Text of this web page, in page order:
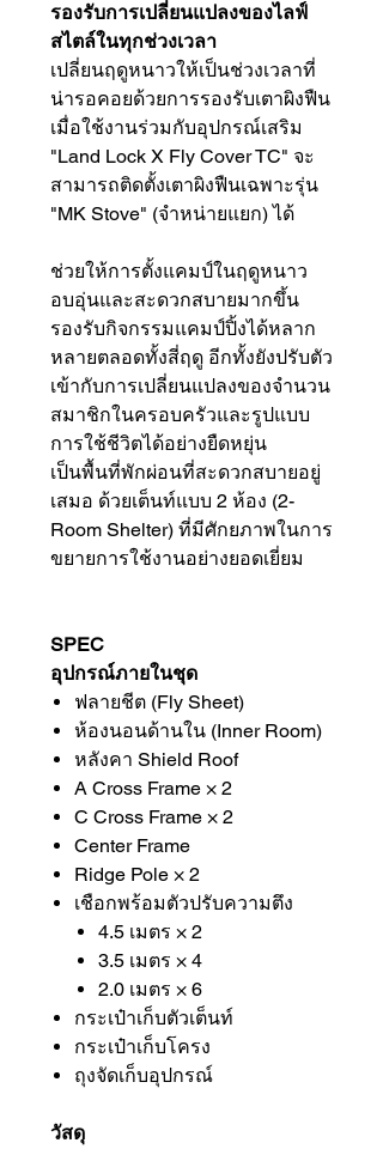
รองรับการเปลี่ยนแปลงของไลฟ์
สไตล์ในทุกช่วงเวลา
เปลี่ยนฤดูหนาวให้เป็นช่วงเวลาที่
น่ารอคอยด้วยการรองรับเตาผิงฟืน
เมื่อใช้งานร่วมกับอุปกรณ์เสริม
"Land Lock X Fly Cover TC" จะ
สามารถติดตั้งเตาผิงฟืนเฉพาะรุ่น
"MK Stove" (จำหน่ายแยก) ได้
ช่วยให้การตั้งแคมป์ในฤดูหนาว
อบอุ่นและสะดวกสบายมากขึ้น
รองรับกิจกรรมแคมป์ปิ้งได้หลาก
หลายตลอดทั้งสี่ฤดู อีกทั้งยังปรับตัว
เข้ากับการเปลี่ยนแปลงของจำนวน
สมาชิกในครอบครัวและรูปแบบ
การใช้ชีวิตได้อย่างยืดหยุ่น
เป็นพื้นที่พักผ่อนที่สะดวกสบายอยู่
เสมอ ด้วยเต็นท์แบบ 2 ห้อง (2-
Room Shelter) ที่มีศักยภาพในการ
ขยายการใช้งานอย่างยอดเยี่ยม
SPEC
อุปกรณ์ภายในชุด
ฟลายชีต (Fly Sheet)
ห้องนอนด้านใน (Inner Room)
หลังคา Shield Roof
A Cross Frame × 2
C Cross Frame × 2
Center Frame
Ridge Pole × 2
เชือกพร้อมตัวปรับความตึง
4.5 เมตร × 2
3.5 เมตร × 4
2.0 เมตร × 6
กระเป๋าเก็บตัวเต็นท์
กระเป๋าเก็บโครง
ถุงจัดเก็บอุปกรณ์
วัสดุ